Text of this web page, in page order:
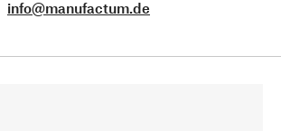
info@manufactum.de